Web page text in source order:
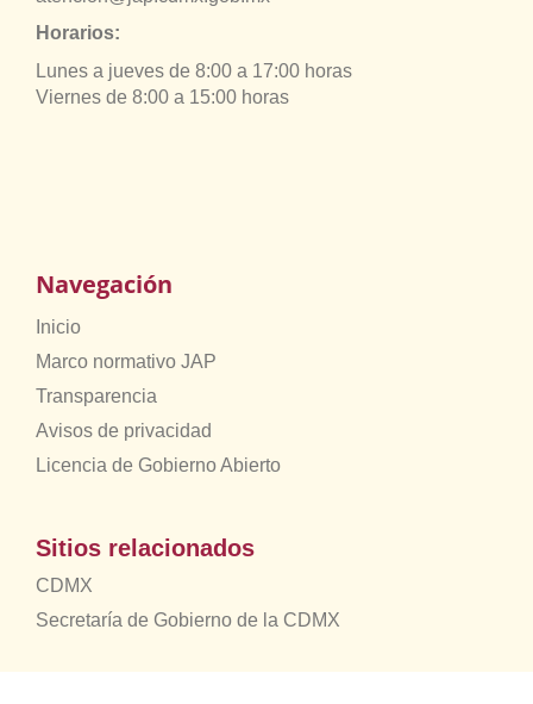
Horarios:
Lunes a jueves de 8:00 a 17:00 horas
Viernes de 8:00 a 15:00 horas
Navegación
Inicio
Marco normativo JAP
Transparencia
Avisos de privacidad
Licencia de Gobierno Abierto
Sitios relacionados
CDMX
Secretaría de Gobierno de la CDMX